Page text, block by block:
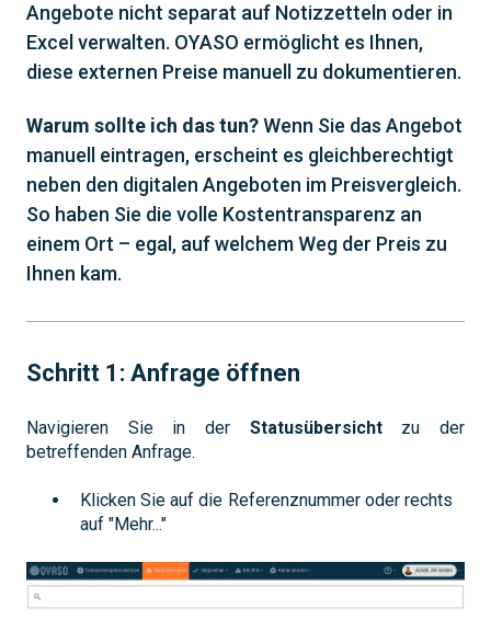
Angebote nicht separat auf Notizzetteln oder in
Excel verwalten. OYASO ermöglicht es Ihnen,
diese externen Preise manuell zu dokumentieren.
Warum sollte ich das tun?Wenn Sie das Angebot
manuell eintragen, erscheint es gleichberechtigt
neben den digitalen Angeboten im Preisvergleich.
So haben Sie die volle Kostentransparenz an
einem Ort – egal, auf welchem Weg der Preis zu
Ihnen kam.
Schritt 1: Anfrage öffnen
Navigieren Sie in der Statusübersichtzu der
betreffenden Anfrage.
Klicken Sie auf die Referenznummer oder rechts
auf "Mehr..."